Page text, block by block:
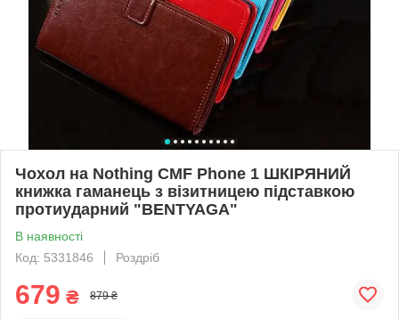
Чохол на Nothing CMF Phone 1 ШКІРЯНИЙ
книжка гаманець з візитницею підставкою
протиударний "BENTYAGA"
В наявності
Код: 5331846
Роздріб
679 ₴ 879 ₴